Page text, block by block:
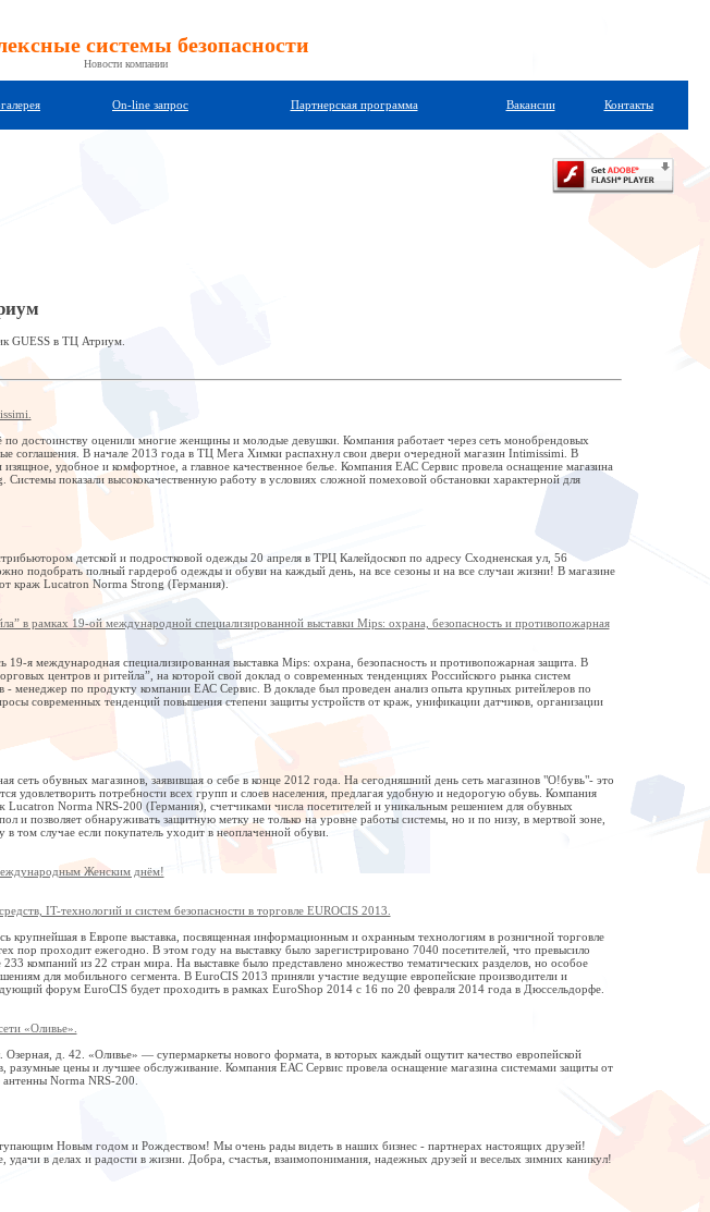
системы безопасности
Новости компании
On-line запрос Партнерская программа Вакансии Контакты
GUESS в ТЦ Атриум.
достоинству оценили многие женщины и молодые девушки. Компания работает через сеть монобрендовых
соглашения. В начале 2013 года в ТЦ Мега Химки распахнул свои двери очередной магазин Intimissimi. В
удобное и комфортное, а главное качественное белье. Компания ЕАС Сервис провела оснащение магазина
показали высококачественную работу в условиях сложной помеховой обстановки характерной для
детской и подростковой одежды 20 апреля в ТРЦ Калейдоскоп по адресу Сходненская ул, 56
подобрать полный гардероб одежды и обуви на каждый день, на все сезоны и на все случаи жизни! В магазине
краж Lucatron Norma Strong (Германия).
в рамках 19-ой международной специализированной выставки Mips: охрана, безопасность и противопожарная
19-я международная специализированная выставка Mips: охрана, безопасность и противопожарная защита. В
центров и ритейла”, на которой свой доклад о современных тенденциях Российского рынка систем
менеджер по продукту компании ЕАС Сервис. В докладе был проведен анализ опыта крупных ритейлеров по
современных тенденций повышения степени защиты устройств от краж, унификации датчиков, организации
сеть обувных магазинов, заявившая о себе в конце 2012 года. На сегодняшний день сеть магазинов "О!бувь"- это
удовлетворить потребности всех групп и слоев населения, предлагая удобную и недорогую обувь. Компания
Norma NRS-200 (Германия), счетчиками числа посетителей и уникальным решением для обувных
и позволяет обнаруживать защитную метку не только на уровне работы системы, но и по низу, в мертвой зоне,
том случае если покупатель уходит в неоплаченной обуви.
Женским днём!
IT-технологий и систем безопасности в торговле EUROCIS 2013.
крупнейшая в Европе выставка, посвященная информационным и охранным технологиям в розничной торговле
пор проходит ежегодно. В этом году на выставку было зарегистрировано 7040 посетителей, что превысило
компаний из 22 стран мира. На выставке было представлено множество тематических разделов, но особое
для мобильного сегмента. В EuroCIS 2013 приняли участие ведущие европейские производители и
форум EuroCIS будет проходить в рамках EuroShop 2014 с 16 по 20 февраля 2014 года в Дюссельдорфе.
«Оливье».
д. 42. «Оливье» — супермаркеты нового формата, в которых каждый ощутит качество европейской
разумные цены и лучшее обслуживание. Компания ЕАС Сервис провела оснащение магазина системами защиты от
Norma NRS-200.
Новым годом и Рождеством! Мы очень рады видеть в наших бизнес - партнерах настоящих друзей!
удачи в делах и радости в жизни. Добра, счастья, взаимопонимания, надежных друзей и веселых зимних каникул!